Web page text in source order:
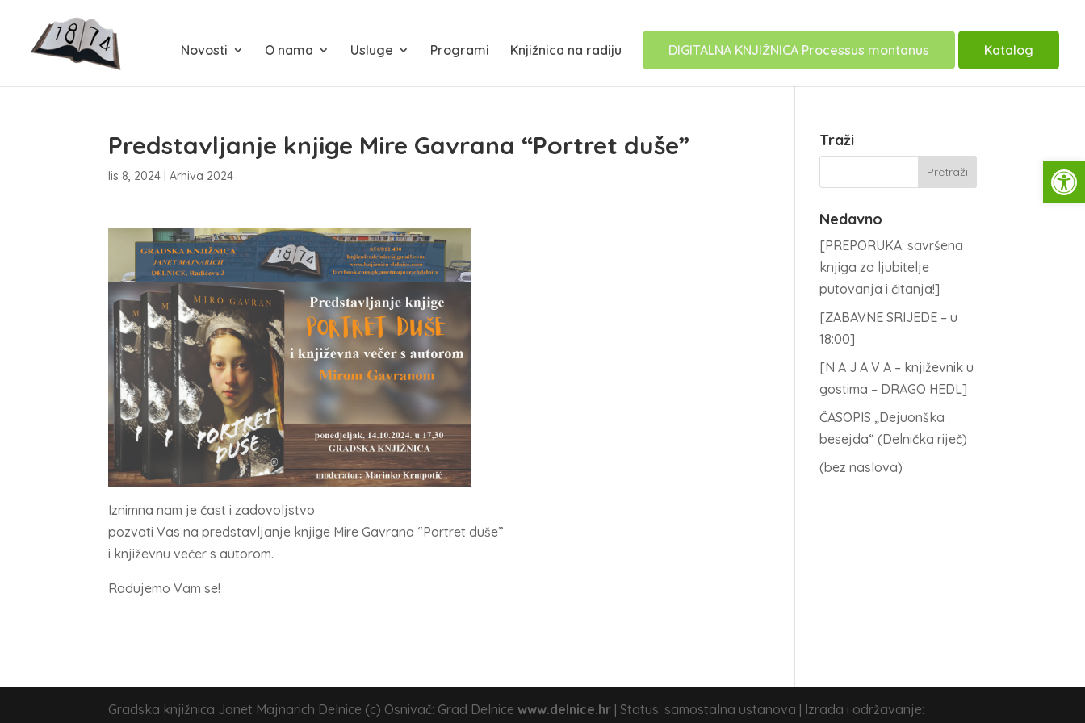
Novosti O nama Usluge Programi Knjižnica na radiju DIGITALNA KNJIŽNICA Processus montanus Katalog
Predstavljanje knjige Mire Gavrana “Portret duše”
lis 8, 2024 |Arhiva 2024
Iznimna nam je čast i zadovoljstvo
pozvati Vas na predstavljanje knjige Mire Gavrana “Portret duše”
i književnu večer s autorom.
Radujemo Vam se!
Traži
Nedavno
[PREPORUKA: savršena
knjiga za ljubitelje
putovanja i čitanja!]
[ZABAVNE SRIJEDE – u
18:00]
[N A J A V A – književnik u
gostima – DRAGO HEDL]
ČASOPIS „Dejuonška
besejda“ (Delnička riječ)
(bez naslova)
Gradska knjižnica Janet Majnarich Delnice (c) Osnivač: Grad Delnicewww.delnice.hr | Status: samostalna ustanova | Izrada i održavanje: